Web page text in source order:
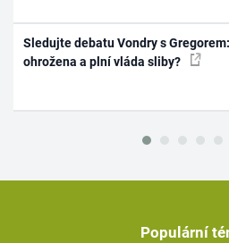
Sledujte debatu Vondry s
ohrožena a plní vláda sliby?
Populární